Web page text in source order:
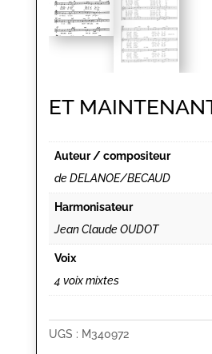
ET
Auteur / compositeur
de DELANOE/BECAUD
Harmonisateur
Jean Claude OUDOT
Voix
4 voix mixtes
UGS : M340972